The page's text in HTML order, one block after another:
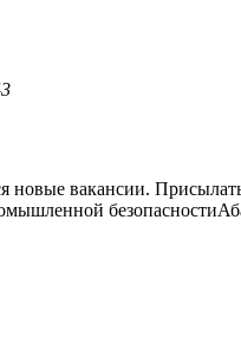
новые вакансии.
безопасности